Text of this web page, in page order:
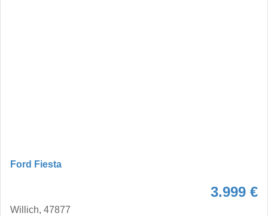
Ford Fiesta
3.999 €
Willich, 47877